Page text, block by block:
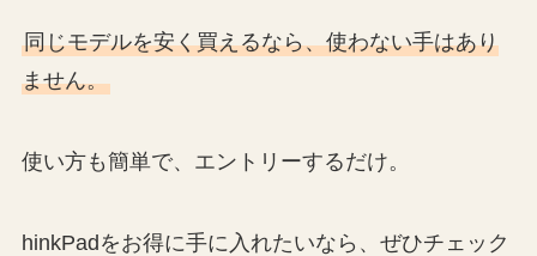
同じモデルを安く買えるなら、使わない手はあり
ません。
使い方も簡単で、エントリーするだけ。
hinkPadをお得に手に入れたいなら、ぜひチェック